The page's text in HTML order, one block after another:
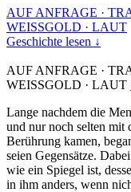
AUF ANFRAGE ·
WEISSGOLD · LAUT
Geschichte lesen ↓
AUF ANFRAGE ·
WEISSGOLD · LAUT
Lange nachdem die
und nur noch selten mit
Berührung kamen,
seien Gegensätze.
wie ein Spiegel ist,
in ihm anders, wenn